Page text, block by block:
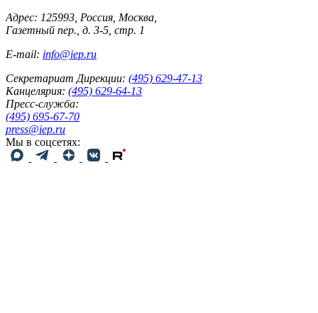
Адрес: 125993, Россия, Москва,
Газетный пер., д. 3-5, стр. 1
E-mail: info@iep.ru
Секретариат Дирекции: (495) 629-47-13
Канцелярия: (495) 629-64-13
Пресс-служба:
(495) 695-67-70
press@iep.ru
Мы в соцсетях: